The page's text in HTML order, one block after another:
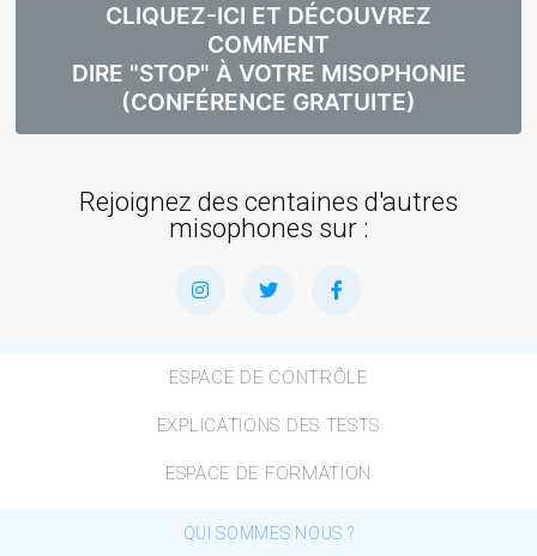
CLIQUEZ-ICI ET DÉCOUVREZ
COMMENT
DIRE "STOP" À VOTRE MISOPHONIE
(CONFÉRENCE GRATUITE)
Rejoignez des centaines d'autres
misophones sur :
ESPACE DE CONTRÔLE
EXPLICATIONS DES TESTS
ESPACE DE FORMATION
QUI SOMMES NOUS ?